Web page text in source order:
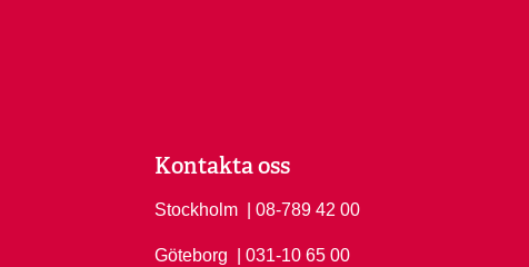
Kontakta oss
Stockholm Ring Stockholm på
| 08-789 42 00
Göteborg Ring Göteborg på
| 031-10 65 00